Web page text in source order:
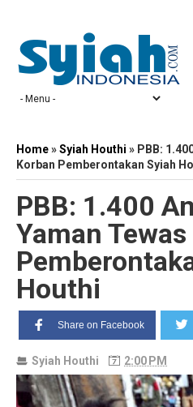
Home»Syiah Houthi » PBB:
Korban Pemberontakan Syiah
PBB: 1.400
Yaman
Houthi
Share on Facebook
Syiah Houthi 2:00 PM